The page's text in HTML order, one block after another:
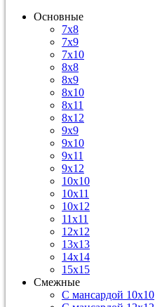
Основные
7х8
7х9
7х10
8х8
8х9
8х10
8х11
8х12
9х9
9х10
9х11
9х12
10х10
10х11
10х12
11х11
12х12
13х13
14х14
15х15
Смежные
С мансардой 10х10